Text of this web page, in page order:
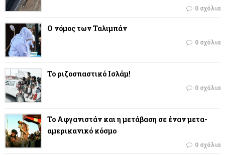
0 σχόλια
Ο νόμος των Ταλιμπάν
0 σχόλια
Το ριζοσπαστικό Ισλάμ!
0 σχόλια
Το Αφγανιστάν και η μετάβαση σε έναν μετα-
αμερικανικό κόσμο
0 σχόλια